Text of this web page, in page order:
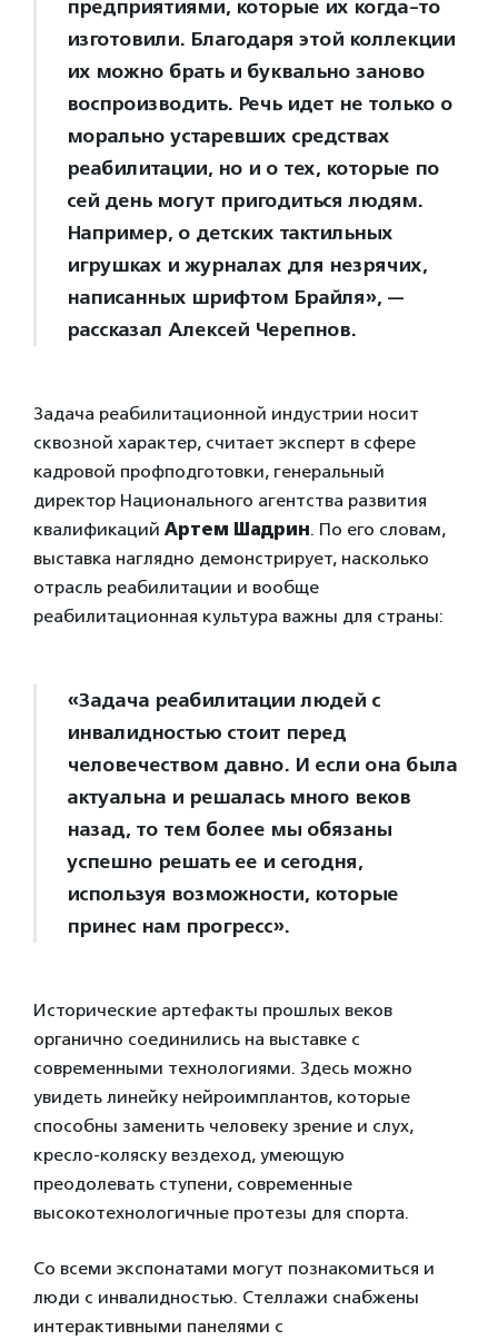
предприятиями, которые их когда-то
изготовили. Благодаря этой коллекции
их можно брать и буквально заново
воспроизводить. Речь идет не только о
морально устаревших средствах
реабилитации, но и о тех, которые по
сей день могут пригодиться людям.
Например, о детских тактильных
игрушках и журналах для незрячих,
написанных шрифтом Брайля», —
рассказал Алексей Черепнов.
Задача реабилитационной индустрии носит
сквозной характер, считает эксперт в сфере
кадровой профподготовки, генеральный
директор Национального агентства развития
квалификаций Артем Шадрин. По его словам,
выставка наглядно демонстрирует, насколько
отрасль реабилитации и вообще
реабилитационная культура важны для страны:
«Задача реабилитации людей с
инвалидностью стоит перед
человечеством давно. И если она была
актуальна и решалась много веков
назад, то тем более мы обязаны
успешно решать ее и сегодня,
используя возможности, которые
принес нам прогресс».
Исторические артефакты прошлых веков
органично соединились на выставке с
современными технологиями. Здесь можно
увидеть линейку нейроимплантов, которые
способны заменить человеку зрение и слух,
кресло-коляску вездеход, умеющую
преодолевать ступени, современные
высокотехнологичные протезы для спорта.
Со всеми экспонатами могут познакомиться и
люди с инвалидностью. Стеллажи снабжены
интерактивными панелями с